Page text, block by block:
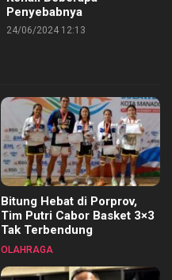
Penyebabnya
24/06/2024 12:13
Bitung Hebat di Porprov,
Tim Putri Cabor Basket 3×3
Tak Terbendung
OLAHRAGA